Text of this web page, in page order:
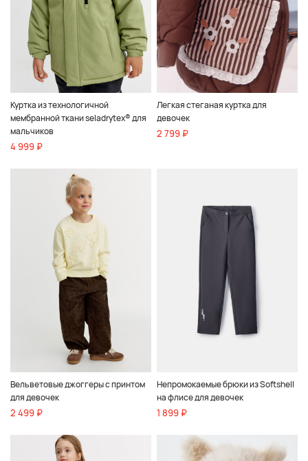
Куртка из технологичной
мембранной ткани seladrytex® для
мальчиков
4 999 ₽
Легкая стеганая куртка для
девочек
2 799 ₽
Вельветовые джоггеры с принтом
для девочек
2 499 ₽
Непромокаемые брюки из Softshell
на флисе для девочек
1 899 ₽